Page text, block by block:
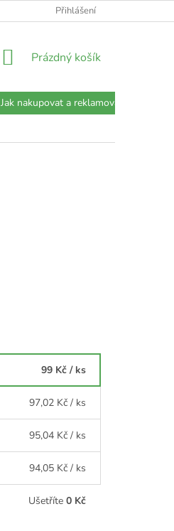
JAK BALÍME?
Přihlášení
NÁKUPNÍ
Prázdný košík
Jak nakupovat a reklamovat?
99 Kč / ks
97,02 Kč / ks
95,04 Kč / ks
94,05 Kč / ks
Ušetříte 0 Kč